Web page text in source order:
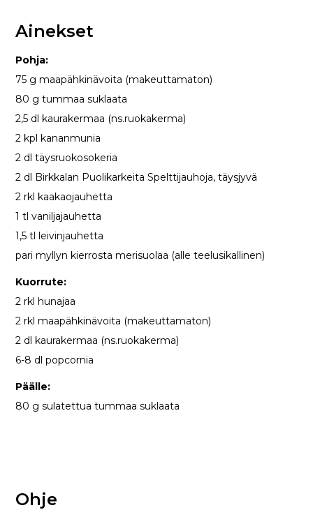
Ainekset
Pohja:
75 g maapähkinävoita (makeuttamaton)
80 g tummaa suklaata
2,5 dl kaurakermaa (ns.ruokakerma)
2 kpl kananmunia
2 dl täysruokosokeria
2 dl Birkkalan Puolikarkeita Spelttijauhoja, täysjyvä
2 rkl kaakaojauhetta
1 tl vaniljajauhetta
1,5 tl leivinjauhetta
pari myllyn kierrosta merisuolaa (alle teelusikallinen)
Kuorrute:
2 rkl hunajaa
2 rkl maapähkinävoita (makeuttamaton)
2 dl kaurakermaa (ns.ruokakerma)
6-8 dl popcornia
Päälle:
80 g sulatettua tummaa suklaata
Ohje